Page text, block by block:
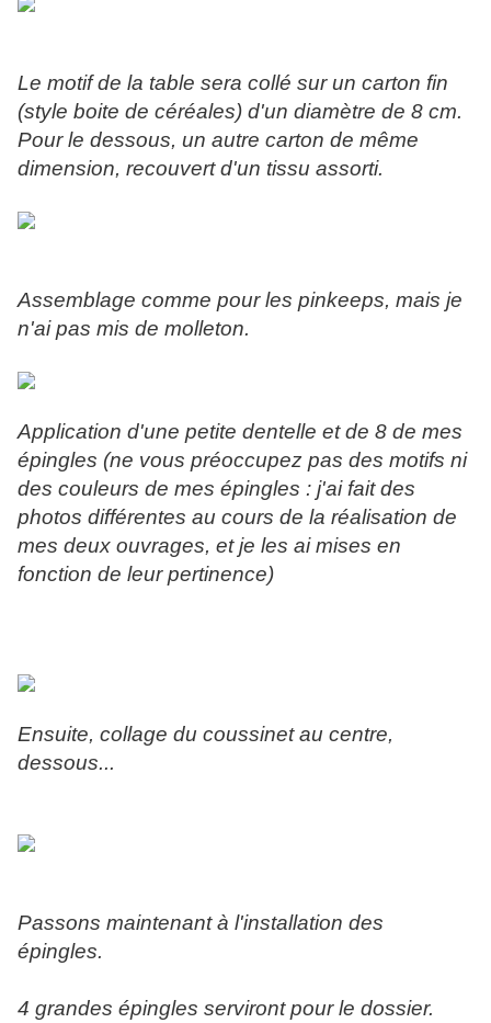
Le motif de la table sera collé sur un carton fin
(style boite de céréales) d'un diamètre de 8 cm.
Pour le dessous, un autre carton de même
dimension, recouvert d'un tissu assorti.
Assemblage comme pour les pinkeeps, mais je
n'ai pas mis de molleton.
Application d'une petite dentelle et de 8 de mes
épingles (ne vous préoccupez pas des motifs ni
des couleurs de mes épingles : j'ai fait des
photos différentes au cours de la réalisation de
mes deux ouvrages, et je les ai mises en
fonction de leur pertinence)
Ensuite, collage du coussinet au centre,
dessous...
Passons maintenant à l'installation des
épingles.
4 grandes épingles serviront pour le dossier.